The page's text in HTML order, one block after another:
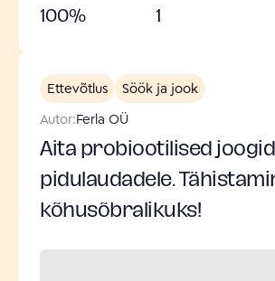
100% 1
Ettevõtlus
Söök ja jook
Autor:Ferla OÜ
Aita probiootilised joogid
pidulaudadele.
kõhusõbralikuks!